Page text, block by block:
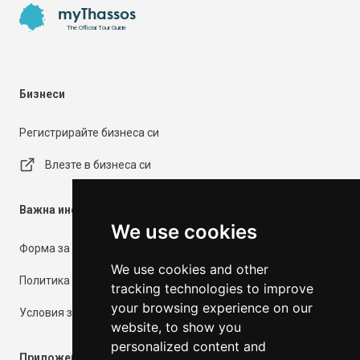
We use cookies
We use cookies and other
tracking technologies to improve
your browsing experience on our
website, to show you
personalized content and
myThassos
The Official Tour Guide
Бизнеси
Регистрирайте бизнеса си
Влезте в бизнеса си
Важна информация
Форма за контакт
Политика за поверителност
Условия за ползване